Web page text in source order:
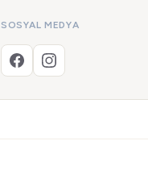
SOSYAL MEDYA